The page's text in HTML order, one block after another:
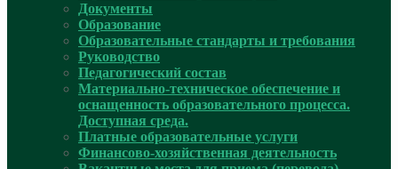
Документы
Образование
Образовательные стандарты и требования
Руководcтво
Педагогический состав
Материально-техническое обеспечение и
оснащенность образовательного процесса.
Доступная среда.
Платные образовательные услуги
Финансово-хозяйственная деятельность